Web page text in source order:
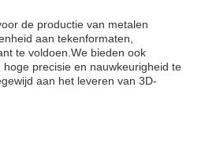
de productie van metalen
aan tekenformaten,
te voldoen.We bieden ook
precisie en nauwkeurigheid te
aan het leveren van 3D-